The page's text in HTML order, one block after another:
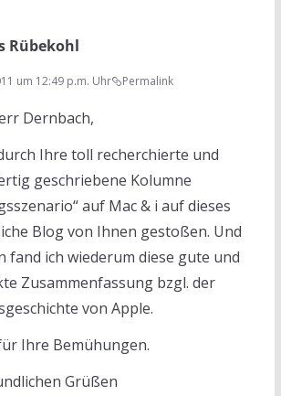
Rübekohl
um 12:49 p.m. Uhr Permalink
Dernbach,
Ihre toll recherchierte und
geschriebene Kolumne
auf Mac & i auf dieses
Blog von Ihnen gestoßen. Und
fand ich wiederum diese gute und
Zusammenfassung bzgl. der
von Apple.
Ihre Bemühungen.
Grüßen